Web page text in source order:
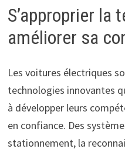
S’approprier la
améliorer sa
Les voitures électriques
technologies innovantes
à développer leurs
en confiance. Des
stationnement, la